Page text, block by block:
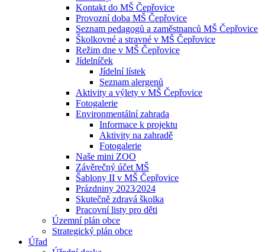
Kontakt do MŠ Čepřovice
Provozní doba MŠ Čepřovice
Seznam pedagogů a zaměstnanců MŠ Čepřovice
Školkovné a stravné v MŠ Čepřovice
Režim dne v MŠ Čepřovice
Jídelníček
Jídelní lístek
Seznam alergenů
Aktivity a výlety v MŠ Čepřovice
Fotogalerie
Environmentální zahrada
Informace k projektu
Aktivity na zahradě
Fotogalerie
Naše mini ZOO
Závěrečný účet MŠ
Šablony II v MŠ Čepřovice
Prázdniny 2023⁄2024
Skutečně zdravá školka
Pracovní listy pro děti
Územní plán obce
Strategický plán obce
Úřad